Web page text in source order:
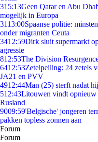
315:13Geen Qatar en Abu
mogelijk in Europa
3113:00Spaanse politie:
onder migranten Ceuta
3412:59Dirk sluit supermarkt
agressie
812:53The Division
6412:53Zetelpeiling: 24 zetels
JA21 en PVV
4912:44Man (25) sterft nadat
512:43Litouwen vindt opnieuw
Rusland
9009:59'Belgische' jongeren
pakken topless zonnen aan
Forum
Forum